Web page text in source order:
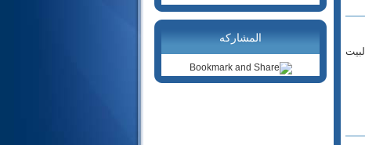
18- الكهف
المشاركه